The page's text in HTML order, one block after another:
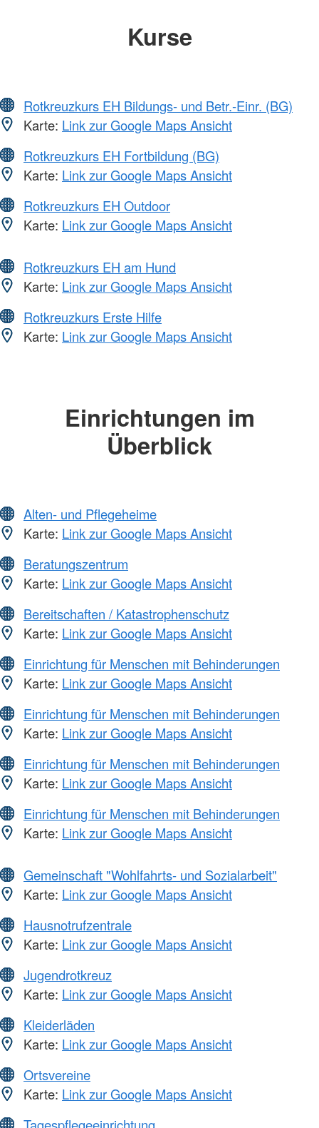
Kurse
Rotkreuzkurs EH Bildungs- und Betr.-Einr. (BG)
Karte: Link zur Google Maps Ansicht
Rotkreuzkurs EH Fortbildung (BG)
Karte: Link zur Google Maps Ansicht
Rotkreuzkurs EH Outdoor
Karte: Link zur Google Maps Ansicht
Rotkreuzkurs EH am Hund
Karte: Link zur Google Maps Ansicht
Rotkreuzkurs Erste Hilfe
Karte: Link zur Google Maps Ansicht
Einrichtungen im
Überblick
Alten- und Pflegeheime
Karte: Link zur Google Maps Ansicht
Beratungszentrum
Karte: Link zur Google Maps Ansicht
Bereitschaften / Katastrophenschutz
Karte: Link zur Google Maps Ansicht
Einrichtung für Menschen mit Behinderungen
Karte: Link zur Google Maps Ansicht
Einrichtung für Menschen mit Behinderungen
Karte: Link zur Google Maps Ansicht
Einrichtung für Menschen mit Behinderungen
Karte: Link zur Google Maps Ansicht
Einrichtung für Menschen mit Behinderungen
Karte: Link zur Google Maps Ansicht
Gemeinschaft "Wohlfahrts- und Sozialarbeit"
Karte: Link zur Google Maps Ansicht
Hausnotrufzentrale
Karte: Link zur Google Maps Ansicht
Jugendrotkreuz
Karte: Link zur Google Maps Ansicht
Kleiderläden
Karte: Link zur Google Maps Ansicht
Ortsvereine
Karte: Link zur Google Maps Ansicht